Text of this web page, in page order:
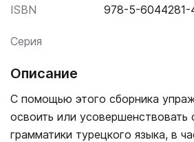
ISBN 978-5-6044281-
Серия
Описание
С помощью этого сборника
освоить или усовершенствовать
грамматики турецкого языка, в